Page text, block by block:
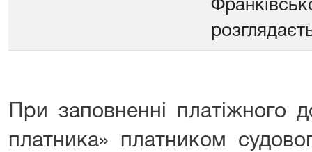
При заповненні платіжного
платника» платником